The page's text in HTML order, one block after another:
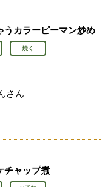
うカラーピーマン炒め
焼く
さん
ト：
チャップ煮